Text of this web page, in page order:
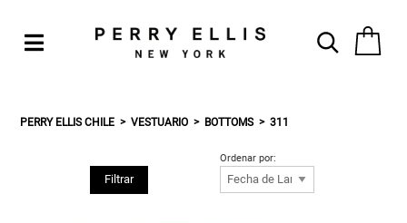
PERRY ELLIS CHILE VESTUARIO BOTTOMS 311
Filtrar
Ordenar por: